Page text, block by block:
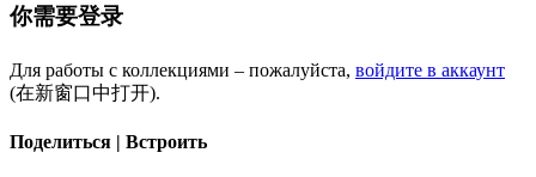
你需要登录
Для работы с коллекциями – пожалуйста, войдите в аккаунт
(在新窗口中打开).
Поделиться | Встроить